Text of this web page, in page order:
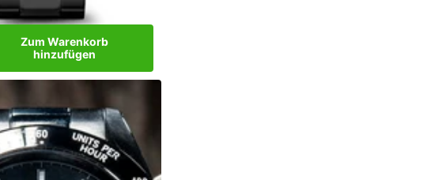
Zum Warenkorb
hinzufügen